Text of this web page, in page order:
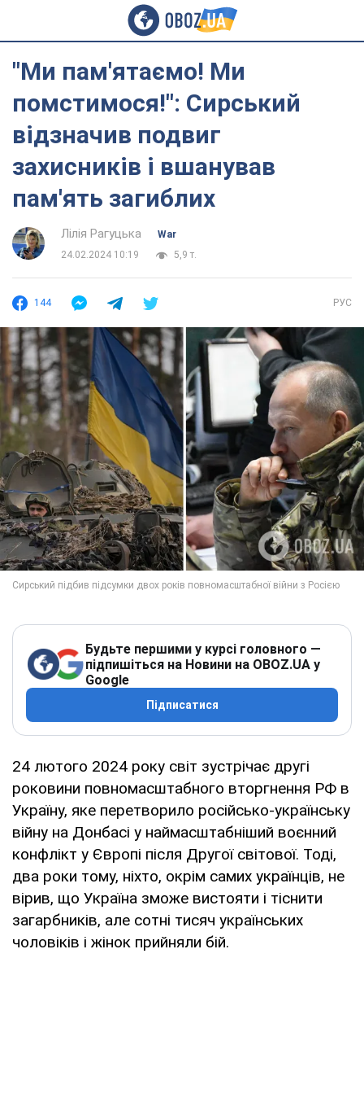
"Ми пам'ятаємо! Ми
помстимося!": Сирський
відзначив подвиг
захисників і вшанував
пам'ять загиблих
Лілія Рагуцька
War
24.02.2024 10:19
5,9 т.
144 РУС
Будьте першими у курсі головного —
підпишіться на Новини на OBOZ.UA у
Google
Підписатися
24 лютого 2024 року світ зустрічає другі
роковини повномасштабного вторгнення РФ в
Україну, яке перетворило російсько-українську
війну на Донбасі у наймасштабніший воєнний
конфлікт у Європі після Другої світової. Тоді,
два роки тому, ніхто, окрім самих українців, не
вірив, що Україна зможе вистояти і тіснити
загарбників, але сотні тисяч українських
чоловіків і жінок прийняли бій.